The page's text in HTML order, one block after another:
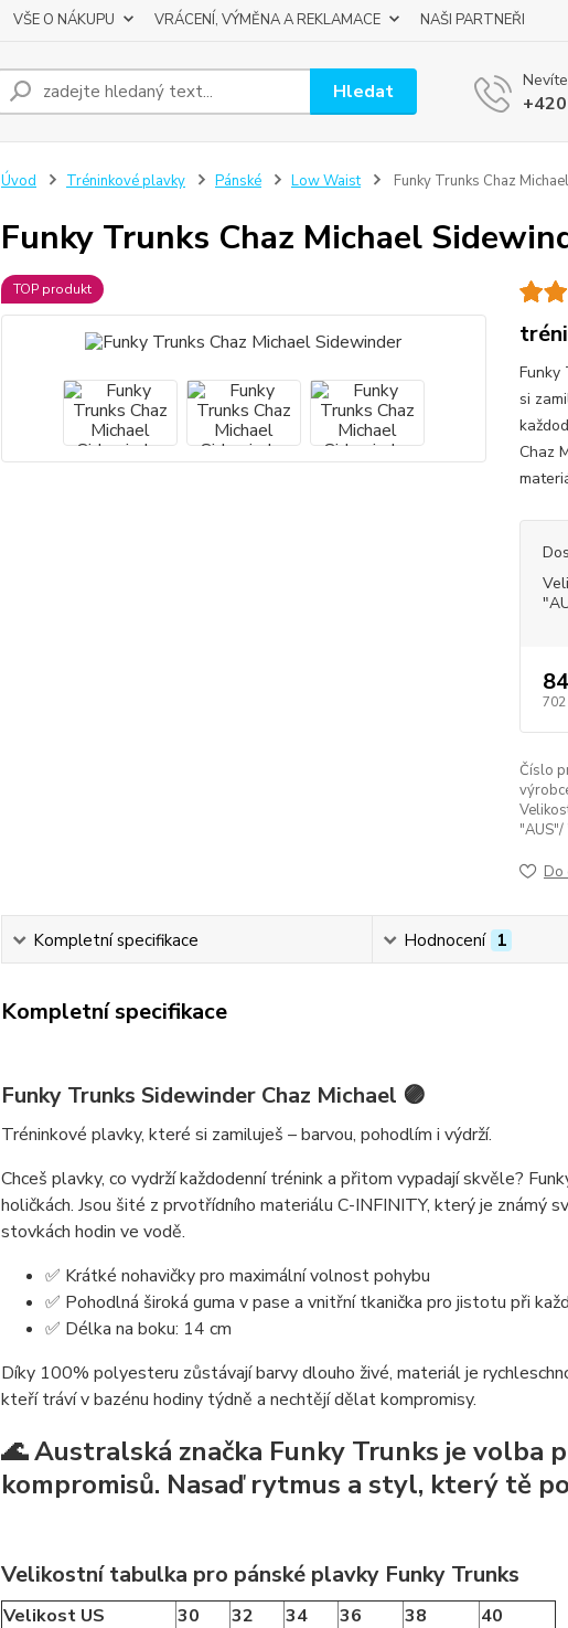
VŠE O NÁKUPU VRÁCENÍ, VÝMĚNA A REKLAMACE NAŠI PARTNEŘI
Hledat
Úvod Tréninkové plavky Pánské Low Waist Funky Trunks Chaz
Funky Trunks Chaz Michael
TOP produkt
Funky
si
Chaz
702
Číslo
"AUS"/
Do
Kompletní specifikace Hodnocení 1
Kompletní specifikace
Funky Trunks Sidewinder Chaz Michael 🟣
Tréninkové plavky, které si zamiluješ – barvou, pohodlím i výdrží.
Chceš plavky, co vydrží každodenní trénink a přitom vypadají skvěle?
holičkách. Jsou šité z prvotřídního materiálu C-INFINITY, který je známý
stovkách hodin ve vodě.
✅ Krátké nohavičky pro maximální volnost pohybu
✅ Pohodlná široká guma v pase a vnitřní tkanička pro jistotu při
✅ Délka na boku: 14 cm
Díky 100% polyesteru zůstávají barvy dlouho živé, materiál je
kteří tráví v bazénu hodiny týdně a nechtějí dělat kompromisy.
🌊Australská značka Funky Trunks je volba
kompromisů. Nasaď rytmus a styl, který tě
Velikostní tabulka pro pánské plavky Funky Trunks
Velikost US 30 32 34 36 38
40